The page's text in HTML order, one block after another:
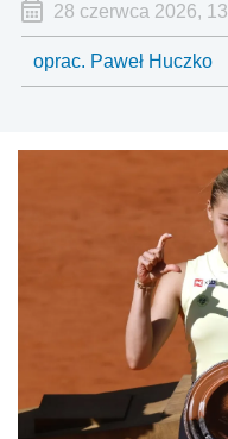
28 czerwca 2026,
oprac. Paweł Huczko